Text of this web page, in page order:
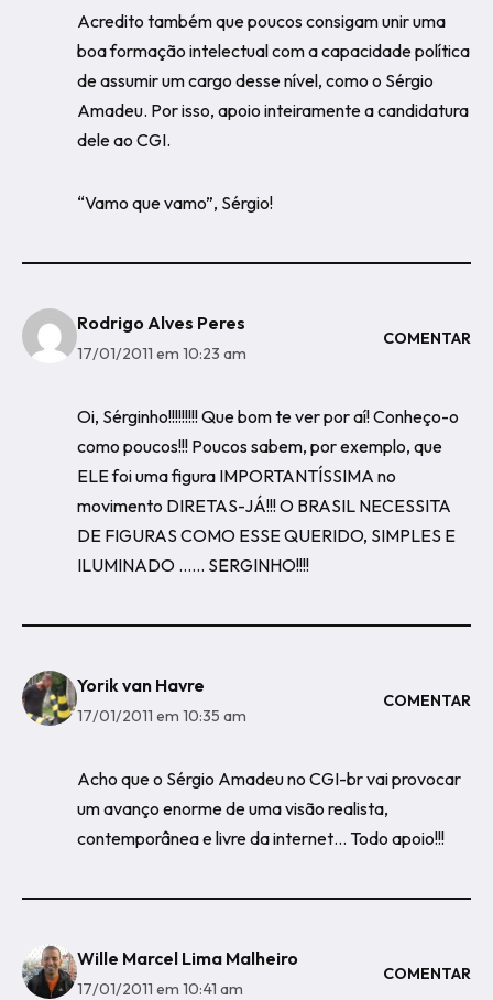
Acredito também que poucos consigam unir uma
boa formação intelectual com a capacidade política
de assumir um cargo desse nível, como o Sérgio
Amadeu. Por isso, apoio inteiramente a candidatura
dele ao CGI.
“Vamo que vamo”, Sérgio!
Rodrigo Alves Peres
17/01/2011 em 10:23 am
COMENTAR
Oi, Sérginho!!!!!!!!! Que bom te ver por aí! Conheço-o
como poucos!!! Poucos sabem, por exemplo, que
ELE foi uma figura IMPORTANTÍSSIMA no
movimento DIRETAS-JÁ!!! O BRASIL NECESSITA
DE FIGURAS COMO ESSE QUERIDO, SIMPLES E
ILUMINADO …… SERGINHO!!!!
Yorik van Havre
17/01/2011 em 10:35 am
COMENTAR
Acho que o Sérgio Amadeu no CGI-br vai provocar
um avanço enorme de uma visão realista,
contemporânea e livre da internet… Todo apoio!!!
Wille Marcel Lima Malheiro
17/01/2011 em 10:41 am
COMENTAR